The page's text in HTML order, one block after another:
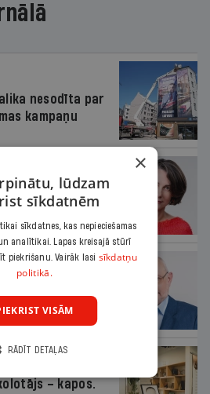
nesodīta par
kampaņu
– kapos.
×
lūdzam
sīkdatnēm
sīkdatnes, kas nepieciešamas
analītikai. Lapas kreisajā stūrī
piekrišanu. Vairāk lasi sīkdatņu
politikā.
VISĀM
RĀDĪT DETAĻAS